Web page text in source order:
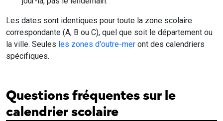
Les dates sont identiques pour toute la zone scolaire
correspondante (A, B ou C), quel que soit le département ou
la ville. Seules les zones d'outre-mer ont des calendriers
spécifiques.
Questions fréquentes sur le
calendrier scolaire